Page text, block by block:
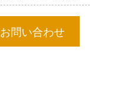
お問い合わせ